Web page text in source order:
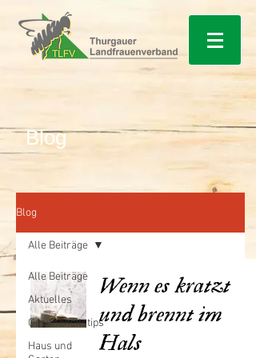
Blog
Blog
Alle Beiträge
Aktuelles
Gesundheitstips
Haus und
Alle Beiträge
Wenn es kratzt
und brennt im
Hals